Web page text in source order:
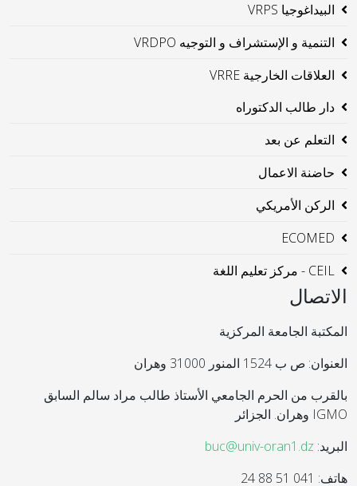
البيداغوجيا VRPS
التنمية و الإستشراف و التوجيه VRDPO
العلاقات الخارجية VRRE
دار طالب الدكتوراه
التعلم عن بعد
حاضنة الاعمال
الركن الأمريكي
ECOMED
CEIL - مركز تعليم اللغة
الاتصال
المكتبة الجامعة المركزية
العنوان: ص ب 1524 المنور 31000 وهران
بالقرب من الحرم الجامعي الأستاذ طالب مراد سالم السابق
IGMO وهران. الجزائر
البريد: buc@univ-oran1.dz
هاتف: 041 51 88 24